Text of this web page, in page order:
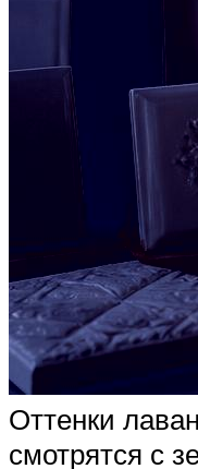
Оттенки
смотрятся с